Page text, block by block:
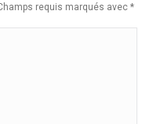
requis marqués avec *